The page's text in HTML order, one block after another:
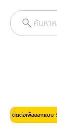
ค้นหา
ติดต่อเพื่อออกแบบ